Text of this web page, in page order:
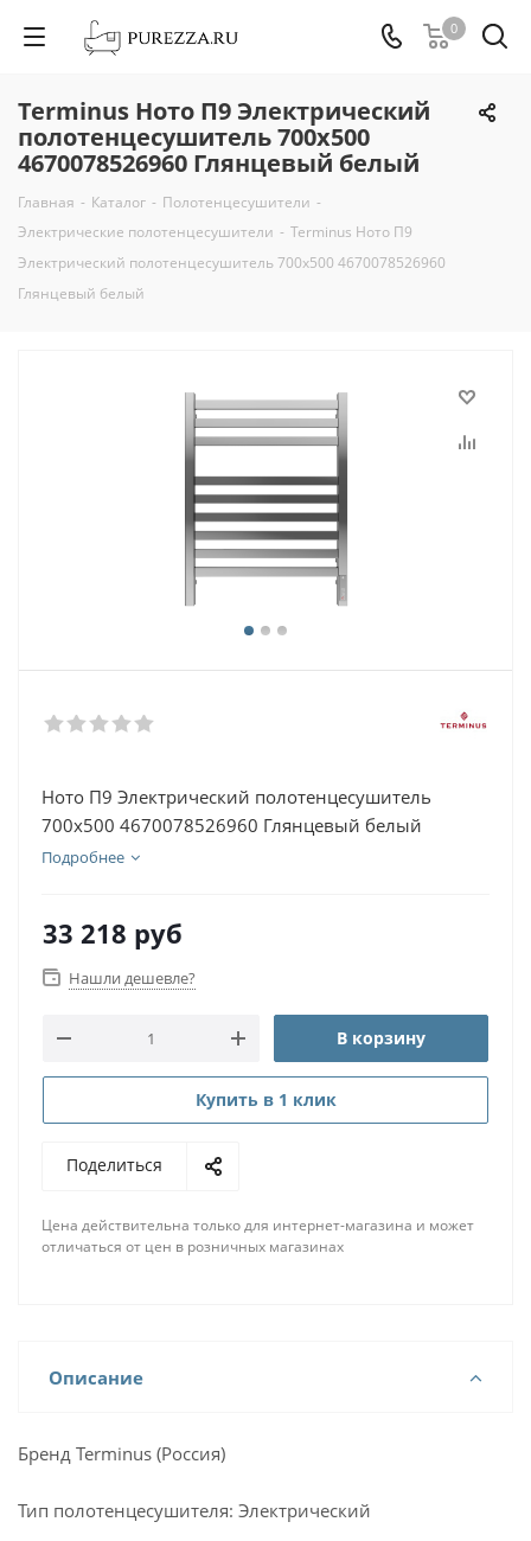
0
Terminus Ното П9 Электрический
полотенцесушитель 700х500
4670078526960 Глянцевый белый
Главная - Каталог - Полотенцесушители -
Электрические полотенцесушители - Terminus Ното П9
Электрический полотенцесушитель 700х500 4670078526960
Глянцевый белый
Ното П9 Электрический полотенцесушитель
700х500 4670078526960 Глянцевый белый
Подробнее
33 218 руб
Нашли дешевле?
В корзину
Купить в 1 клик
Поделиться
Цена действительна только для интернет-магазина и может
отличаться от цен в розничных магазинах
Описание
Бренд Terminus (Россия)
Тип полотенцесушителя: Электрический